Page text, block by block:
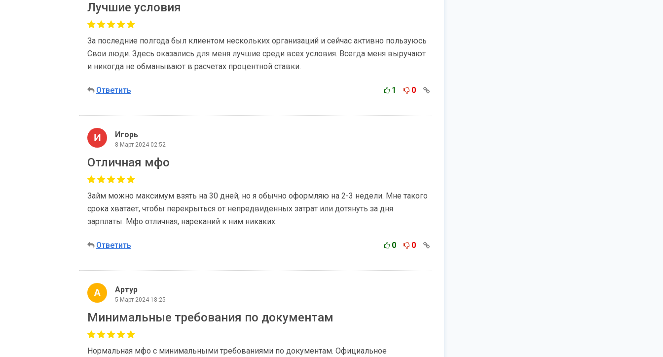
Лучшие условия
За последние полгода был клиентом нескольких организаций и сейчас активно пользуюсь
Свои люди. Здесь оказались для меня лучшие среди всех условия. Всегда меня выручают
и никогда не обманывают в расчетах процентной ставки.
Ответить 1 0
Игорь
8 Март 2024 02:52
Отличная мфо
Займ можно максимум взять на 30 дней, но я обычно оформляю на 2-3 недели. Мне такого
срока хватает, чтобы перекрыться от непредвиденных затрат или дотянуть за дня
зарплаты. Мфо отличная, нареканий к ним никаких.
Ответить 0 0
Артур
5 Март 2024 18:25
Минимальные требования по документам
Нормальная мфо с минимальными требованиями по документам. Официальное